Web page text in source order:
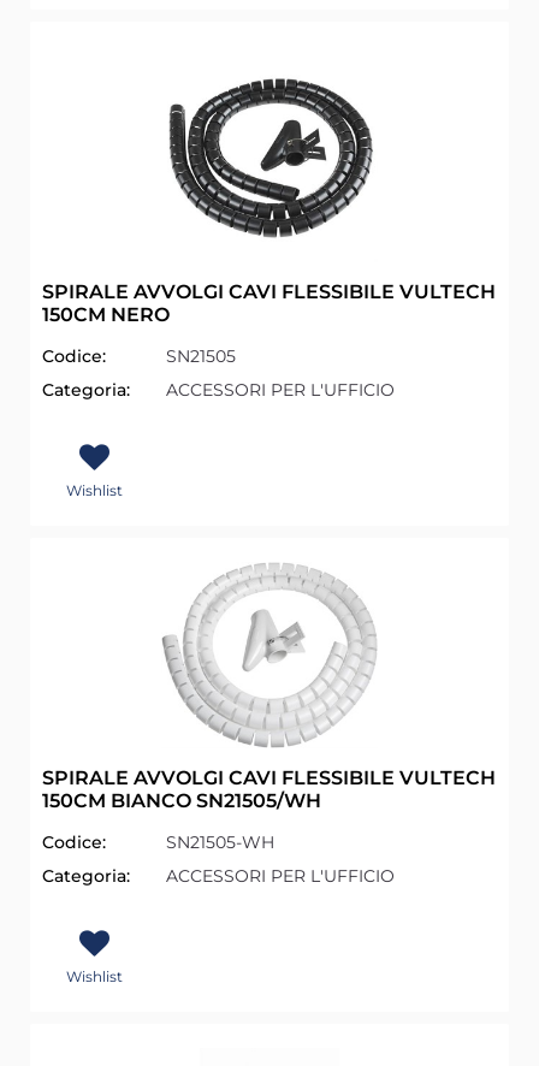
SPIRALE AVVOLGI CAVI FLESSIBILE VULTECH
150CM NERO
Codice:
SN21505
Categoria:
ACCESSORI PER L'UFFICIO
Wishlist
SPIRALE AVVOLGI CAVI FLESSIBILE VULTECH
150CM BIANCO SN21505/WH
Codice:
SN21505-WH
Categoria:
ACCESSORI PER L'UFFICIO
Wishlist